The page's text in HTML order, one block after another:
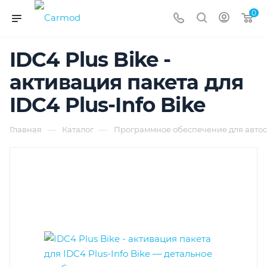
0
IDC4 Plus Bike -
активация пакета для
IDC4 Plus-Info Bike
Главная — Каталог — Программное обеспечение для